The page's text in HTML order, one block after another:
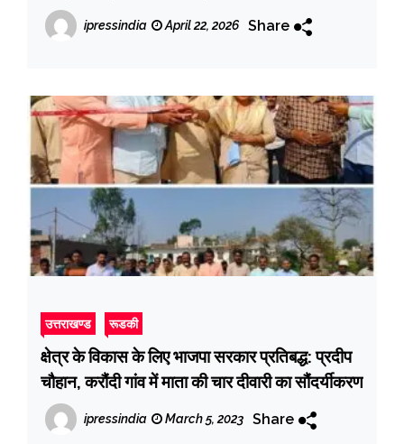
का संदेश
ipressindia April 22, 2026 Share
उत्तराखण्ड रूडकी
क्षेत्र के विकास के लिए भाजपा सरकार प्रतिबद्ध: प्रदीप
चौहान, करौंदी गांव में माता की चार दीवारी का सौंदर्यीकरण
ipressindia March 5, 2023 Share